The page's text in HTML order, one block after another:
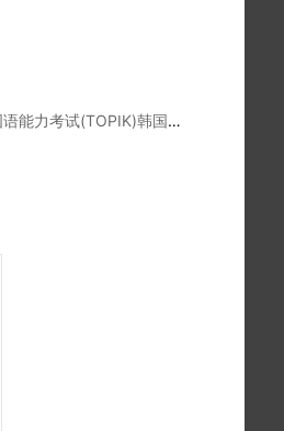
考试(TOPIK)韩国报名时间